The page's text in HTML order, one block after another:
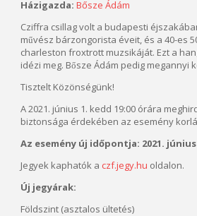
Házigazda: Bősze Ádám
Cziffra csillag volt a budapesti
művész bárzongorista éveit, és a 40-es
charleston froxtrott muzsikáját. Ezt a
idézi meg. Bősze Ádám pedig
Tisztelt Közönségünk!
A 2021. június 1. kedd 19:00 órára
biztonsága érdekében az esemény
Az esemény új időpontja: 2021.
Jegyek kaphatók a czf.jegy.hu oldalon.
Új jegyárak:
Földszint (asztalos ültetés)